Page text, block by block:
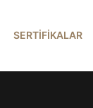
SERTİFİKALAR